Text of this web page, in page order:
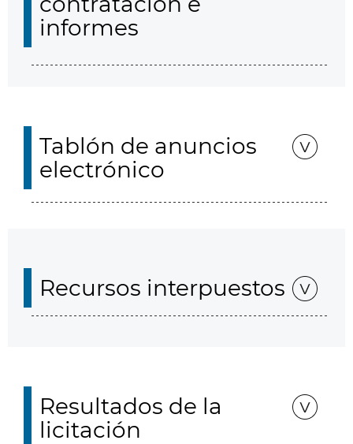
informes
Tablón de anuncios
electrónico
Recursos interpuestos
Resultados de la
licitación